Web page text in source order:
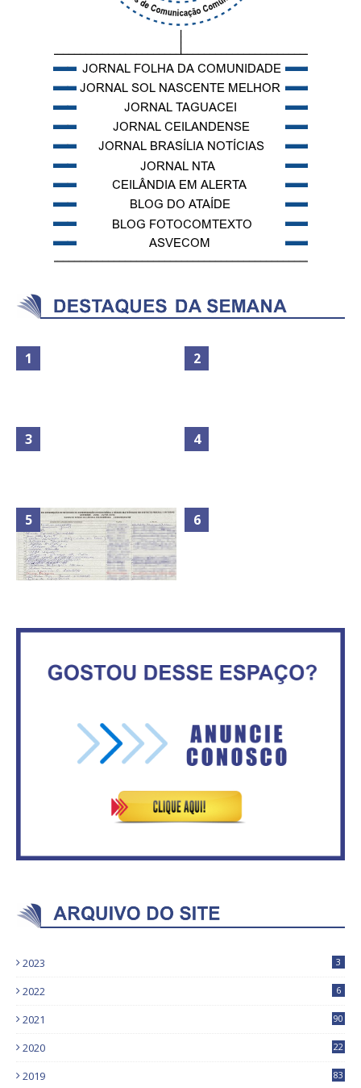
Maior São João do Cerrado
movimenta fim de semana em
Ceilândia
Circulação de ar no túnel será
ATA DA 1ª REUNIÃO DA
ASVECOM DE 2016
esforço para prevenir e
combater queimadas
2023 3
2022 6
2021 90
2020
22
2019
83